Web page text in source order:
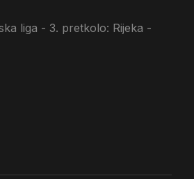
liga - 3. pretkolo: Rijeka -